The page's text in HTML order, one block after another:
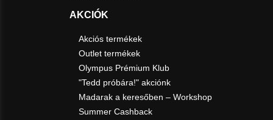
AKCIÓK
Akciós termékek
Outlet termékek
Olympus Prémium Klub
"Tedd próbára!" akciónk
Madarak a keresőben – Workshop
Summer Cashback